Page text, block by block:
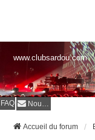
www.clubsardou.com
FAQ Nous contacter
Accueil du forum